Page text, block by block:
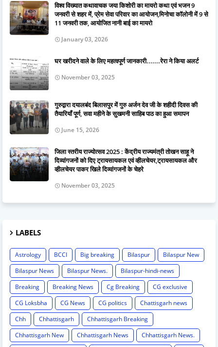
विश्व विख्यात कथावाचक जया किशोरी का मायरो कथा एवं भजन 9
जनवरी से शहर में, प्रेम सेवा परिवार का आयोजन,मिनोचा कॉलोनी में 9 से
11 जनवरी तक, आयोजित नानी बाई का मायरो
January 03, 2026
घर खरीदने वाले के लिए महत्वपूर्ण जानकारी.......रेरा ने किया अलर्ट
November 03, 2025
गुरुद्वारा दयालबंद बिलासपुर में गुरु अर्जन देव जी के शहीदी दिवस की
तैयारियाँ पूर्ण, सवा महीने के सुखमनी साहिब पाठ का हुआ समापन
June 15, 2026
जिला स्तरीय राज्योत्सव 2025 : केंद्रीय राज्यमंत्री तोखन साहू ने
दिव्यांगजनों को दिए ट्रायसायकल एवं व्हीलचेयर,ट्रायसायकल और
व्हीलचेयर पाकर खिले दिव्यांगजनों के चेहरे
November 03, 2025
LABELS
Astrology BCCI Big breaking Bilaspur
Bilaspur New
Bilaspur News
Bilaspur News.
Bilaspur-hindi-news
Breaking
Breaking News Cg Breaking
CG exclusive
CG Loksbha
CG News CG politics
Chattisgarh news
Chh
Chhattisgarh
Chhattisgarh Breaking
Chhattisgarh New
Chhattisgarh News
Chhattisgarh News.